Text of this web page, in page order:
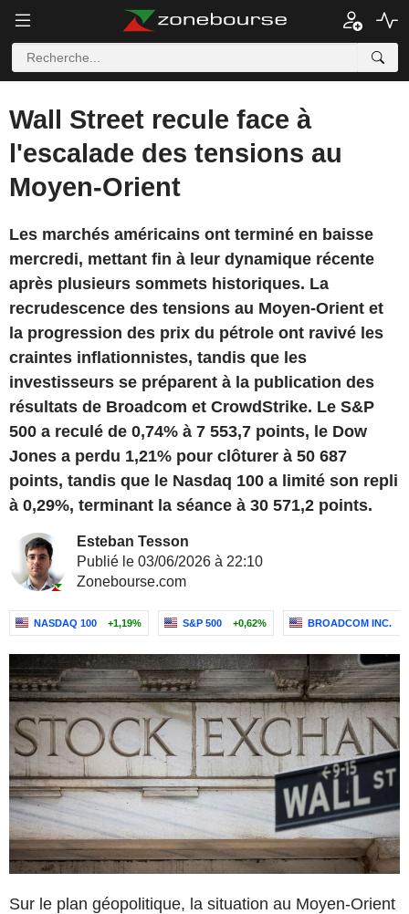
Wall Street recule face à
l'escalade des tensions au
Moyen-Orient
Les marchés américains ont terminé en baisse
mercredi, mettant fin à leur dynamique récente
après plusieurs sommets historiques. La
recrudescence des tensions au Moyen-Orient et
la progression des prix du pétrole ont ravivé les
craintes inflationnistes, tandis que les
investisseurs se préparent à la publication des
résultats de Broadcom et CrowdStrike. Le S&P
500 a reculé de 0,74% à 7 553,7 points, le Dow
Jones a perdu 1,21% pour clôturer à 50 687
points, tandis que le Nasdaq 100 a limité son repli
à 0,29%, terminant la séance à 30 571,2 points.
Esteban Tesson
Publié le 03/06/2026 à 22:10
Zonebourse.com
NASDAQ 100 +1,19% S&P 500 +0,62% BROADCOM INC.
Sur le plan géopolitique, la situation au Moyen-Orient